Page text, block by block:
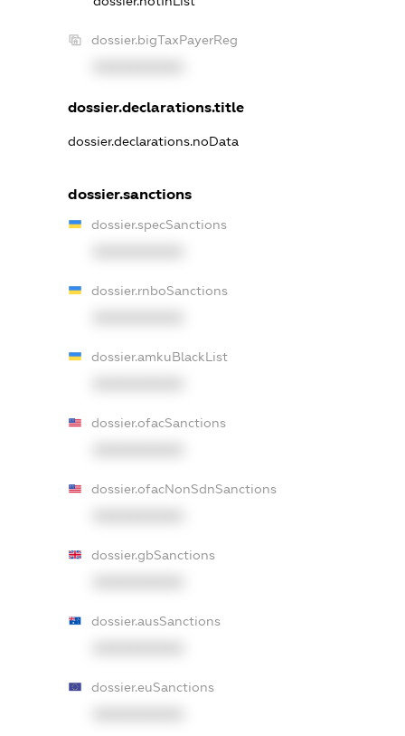
dossier.bigTaxPayerReg
dossier.declarations.title
dossier.declarations.noData
dossier.sanctions
dossier.specSanctions
dossier.rnboSanctions
dossier.amkuBlackList
dossier.ofacSanctions
dossier.ofacNonSdnSanctions
dossier.gbSanctions
dossier.ausSanctions
dossier.euSanctions